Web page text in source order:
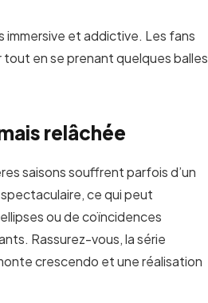
immersive et addictive. Les fans
en se prenant quelques balles
relâchée
saisons souffrent parfois d’un
ce qui peut
ou de coïncidences
Rassurez-vous, la série
crescendo et une réalisation